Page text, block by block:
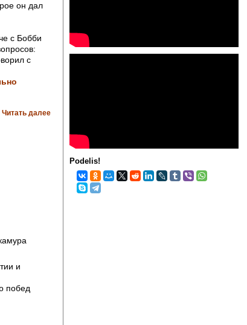
он дал
с Бобби
с
Читать далее
и
побед
Podelis!